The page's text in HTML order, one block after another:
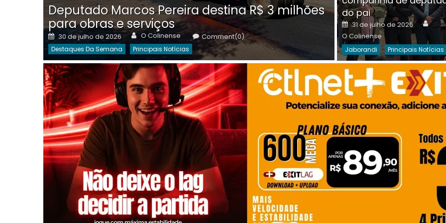
Deputado Marcos Pereira destina R$ 3 milhões
para obras e serviços
Posted
on
30 de julho de 2026 Author
O Colinense Comment(0)
Destaques Da Semana Principais Notícias
on
30 de julho de 2026 O
Destaques Da Semana
do pai
Posted
on
31 de julho de 2026
O Colinense
Jaborandi Principais Notícias